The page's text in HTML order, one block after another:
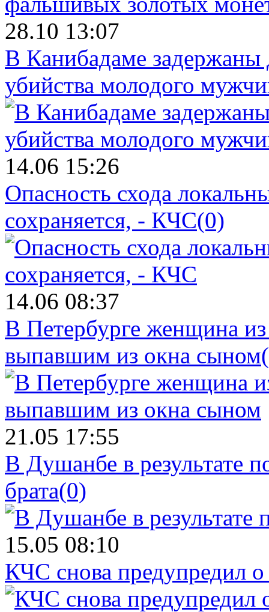
28.10 13:07
В Канибадаме задержаны
убийства молодого
14.06 15:26
Опасность схода
сохраняется, - КЧС(0)
14.06 08:37
В Петербурге женщина
выпавшим из окна сыном
21.05 17:55
В Душанбе в результате
брата(0)
15.05 08:10
КЧС снова предупредил